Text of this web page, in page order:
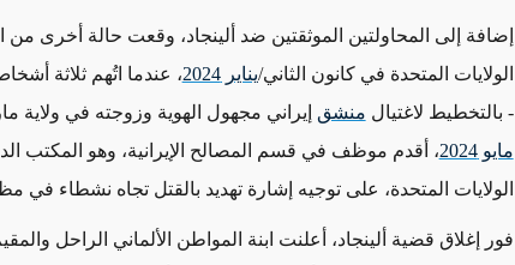
إضافة إلى المحاولتين الموثقتين ضد ألينجاد، وقعت حالة أخرى من
الولايات المتحدة فيكانون الثاني/يناير 2024
، عندما اتُهم ثلاثة
- بالتخطيط لاغتيال منشق إيراني مجهول الهوية وزوجته في ولاية
مايو 2024
، أقدم موظف في قسم المصالح الإيرانية، وهو المكتب
الولايات المتحدة، على توجيه إشارة تهديد بالقتل تجاه نشطاء
فور إغلاق قضية ألينجاد، أعلنت ابنة المواطن الألماني الراحل